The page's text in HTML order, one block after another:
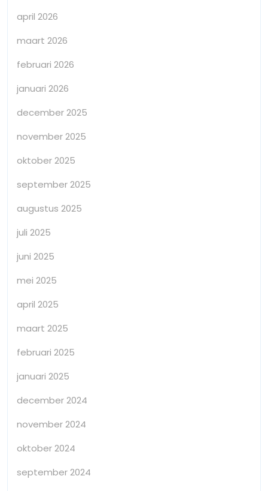
april 2026
maart 2026
februari 2026
januari 2026
december 2025
november 2025
oktober 2025
september 2025
augustus 2025
juli 2025
juni 2025
mei 2025
april 2025
maart 2025
februari 2025
januari 2025
december 2024
november 2024
oktober 2024
september 2024